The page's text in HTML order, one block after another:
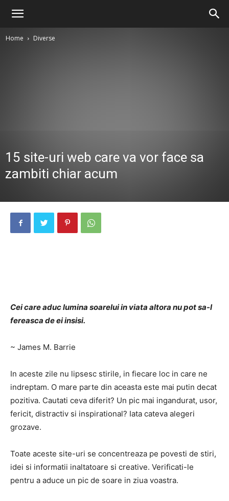
Home Diverse
15 site-uri web care va vor face sa
zambiti chiar acum
Cei care aduc lumina soarelui in viata altora nu pot sa-l
fereasca de ei insisi.
~ James M. Barrie
In aceste zile nu lipsesc stirile, in fiecare loc in care ne
indreptam. O mare parte din aceasta este mai putin decat
pozitiva. Cautati ceva diferit? Un pic mai ingandurat, usor,
fericit, distractiv si inspirational? Iata cateva alegeri
grozave.
Toate aceste site-uri se concentreaza pe povesti de stiri,
idei si informatii inaltatoare si creative. Verificati-le
pentru a aduce un pic de soare in ziua voastra.